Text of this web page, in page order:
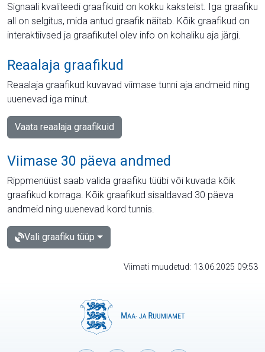
Signaali kvaliteedi graafikuid on kokku kaksteist. Iga graafiku
all on selgitus, mida antud graafik näitab. Kõik graafikud on
interaktiivsed ja graafikutel olev info on kohaliku aja järgi.
Reaalaja graafikud
Reaalaja graafikud kuvavad viimase tunni aja andmeid ning
uuenevad iga minut.
Vaata reaalaja graafikuid
Viimase 30 päeva andmed
Rippmenüüst saab valida graafiku tüübi või kuvada kõik
graafikud korraga. Kõik graafikud sisaldavad 30 päeva
andmeid ning uuenevad kord tunnis.
Vali graafiku tüüp
Viimati muudetud: 13.06.2025 09:53